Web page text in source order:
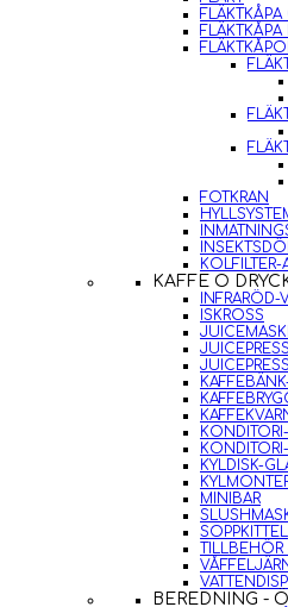
FLÄKTKÅPA
FLÄKTKÅPA
FOTKRAN
KOLFILTER-
KAFFE O
INFRARÖD-
ISKROSS
JUICEPRESS
KYLDISK-
MINIBAR
SOPPKITTEL
BEREDNING -